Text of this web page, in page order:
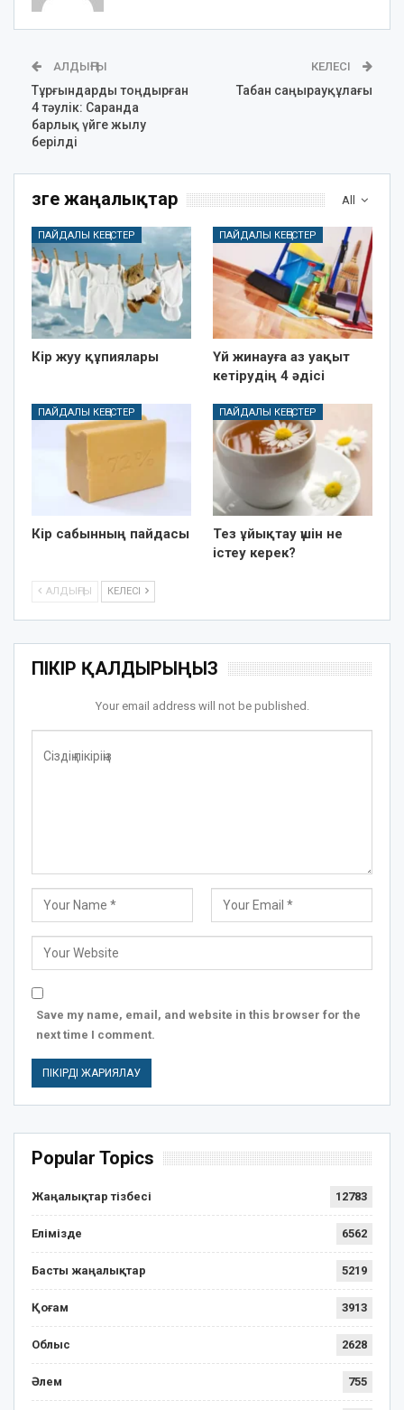
АЛДЫҢҒЫ
Тұрғындарды тоңдырған
4 тәулік: Саранда
барлық үйге жылу
берілді
КЕЛЕСІ
Табан саңырауқұлағы
All
Өзге жаңалықтар
ПАЙДАЛЫ КЕҢЕСТЕР
Кір жуу құпиялары
ПАЙДАЛЫ КЕҢЕСТЕР
Үй жинауға аз уақыт
кетірудің 4 әдісі
ПАЙДАЛЫ КЕҢЕСТЕР
Кір сабынның пайдасы
ПАЙДАЛЫ КЕҢЕСТЕР
Тез ұйықтау үшін не
істеу керек?
АЛДЫҢҒЫ КЕЛЕСІ
ПІКІР ҚАЛДЫРЫҢЫЗ
Your email address will not be published.
Save my name, email, and website in this browser for the
next time I comment.
Popular Topics
Жаңалықтар тізбесі 12783
Елімізде 6562
Басты жаңалықтар 5219
Қоғам 3913
Облыс 2628
Әлем 755